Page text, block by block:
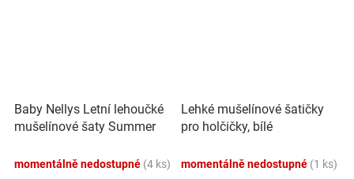
Baby Nellys Letní lehoučké
mušelínové šaty Summer
momentálně nedostupné (4 ks)
Lehké mušelínové šatičky
pro holčičky, bílé
momentálně nedostupné (1 ks)